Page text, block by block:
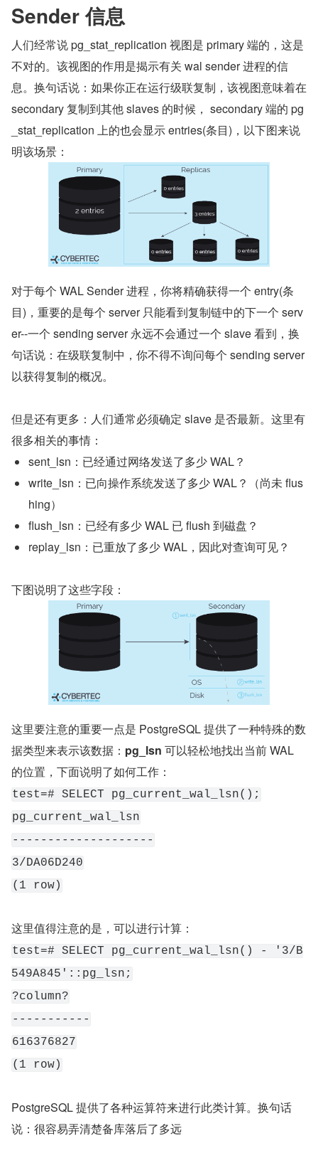
Sender 信息
人们经常说 pg_stat_replication 视图是 primary 端的，这是
不对的。该视图的作用是揭示有关 wal sender 进程的信
息。换句话说：如果你正在运行级联复制，该视图意味着在
secondary 复制到其他 slaves 的时候， secondary 端的 pg
_stat_replication 上的也会显示 entries(条目)，以下图来说
明该场景：
对于每个 WAL Sender 进程，你将精确获得一个 entry(条
目)，重要的是每个 server 只能看到复制链中的下一个 serv
er--一个 sending server 永远不会通过一个 slave 看到，换
句话说：在级联复制中，你不得不询问每个 sending server
以获得复制的概况。
但是还有更多：人们通常必须确定 slave 是否最新。这里有
很多相关的事情：
sent_lsn：已经通过网络发送了多少 WAL？
write_lsn：已向操作系统发送了多少 WAL？（尚未 flus
hing）
flush_lsn：已经有多少 WAL 已 flush 到磁盘？
replay_lsn：已重放了多少 WAL，因此对查询可见？
下图说明了这些字段：
这里要注意的重要一点是 PostgreSQL 提供了一种特殊的数
据类型来表示该数据： pg_lsn 可以轻松地找出当前 WAL
的位置，下面说明了如何工作：
test=# SELECT pg_current_wal_lsn();
pg_current_wal_lsn
--------------------
3/DA06D240
(1 row)
这里值得注意的是，可以进行计算：
test=# SELECT pg_current_wal_lsn() - '3/B
549A845'::pg_lsn;
?column?
-----------
616376827
(1 row)
PostgreSQL 提供了各种运算符来进行此类计算。换句话
说：很容易弄清楚备库落后了多远